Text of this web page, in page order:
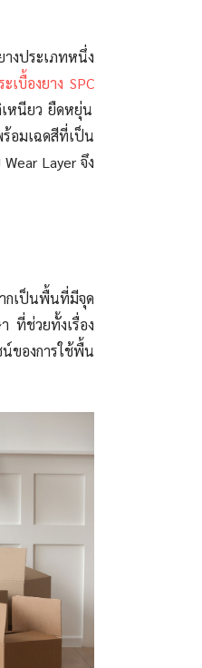
งประเภทหนึ่ง
ะเบื้องยาง SPC
หนียว ยืดหยุ่น
อมเฉดสีที่เป็น
Layer จึง
กเป็นพื้นที่มีจุด
ที่ช่วยทั้งเรื่อง
ของการใช้พื้น